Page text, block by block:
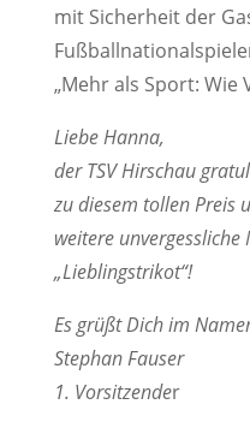
mit Sicherheit der
„Mehr als Sport: Wie
Liebe Hanna,
der TSV Hirschau
zu diesem tollen Preis
weitere
„Lieblingstrikot“!
Es grüßt Dich im
Stephan Fauser
1. Vorsitzender